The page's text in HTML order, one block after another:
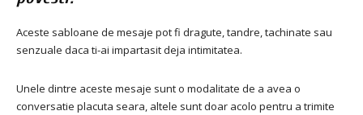
Aceste sabloane de mesaje pot fi dragute, tandre, tachinate sau
senzuale daca ti-ai impartasit deja intimitatea.
Unele dintre aceste mesaje sunt o modalitate de a avea o
conversatie placuta seara, altele sunt doar acolo pentru a trimite